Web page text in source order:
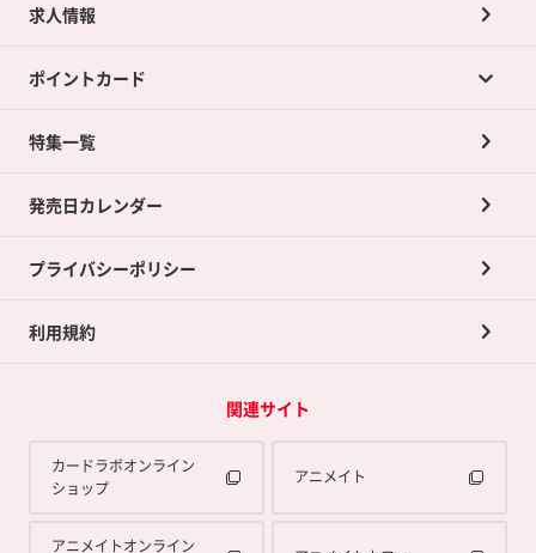
カードラボの買取サービスTOP
店舗買取について
ネット買取について
買取承諾書について
求人情報
ポイントカード
ポイントカードTOP
ポイント交換景品
特集一覧
発売日カレンダー
プライバシーポリシー
利用規約
関連サイト
カードラボオンライン
ショップ
アニメイト
アニメイトオンライン